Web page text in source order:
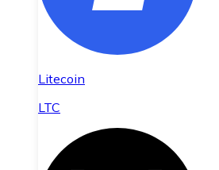
Litecoin
LTC